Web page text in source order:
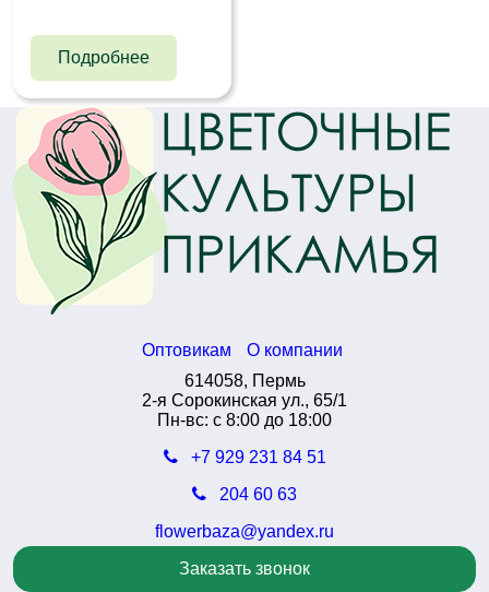
Подробнее
Оптовикам
О компании
614058, Пермь
2-я Сорокинская ул., 65/1
Пн-вс: с 8:00 до 18:00
+7 929 231 84 51
204 60 63
flowerbaza@yandex.ru
Заказать звонок